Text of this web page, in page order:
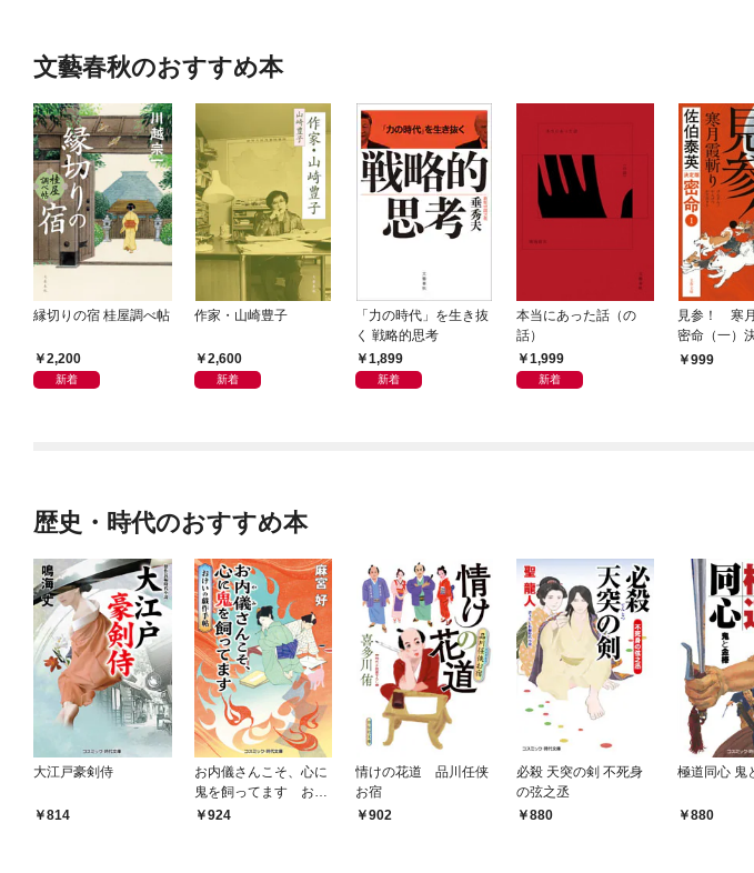
文藝春秋のおすすめ本
縁切りの宿 桂屋調べ帖
2,200
新着
作家・山崎豊子
2,600
新着
「力の時代」を生き抜
く 戦略的思考
1,899
新着
本当にあった話（の
話）
1,999
新着
見参！ 寒
密命（一）
999
歴史・時代のおすすめ本
大江戸豪剣侍
814
お内儀さんこそ、心に
鬼を飼ってます おけ
いの戯作手帖
924
情けの花道 品川任侠
お宿
902
必殺 天突の剣 不死身
の弦之丞
880
極道同心 鬼
880